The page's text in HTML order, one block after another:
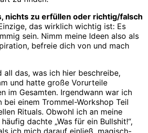
nichts zu erfüllen oder richtig/falsch
das wirklich wichtig ist: Es
sein. Nimm meine Ideen also als
befreie dich von und mach
all das, was ich hier beschreibe,
und hatte große Vorurteile
im Gesamten. Irgendwann war ich
bei einem Trommel-Workshop Teil
Rituals. Obwohl ich an meine
dachte „Was für ein Bullshit!“,
ich mich darauf einließ, magisch-